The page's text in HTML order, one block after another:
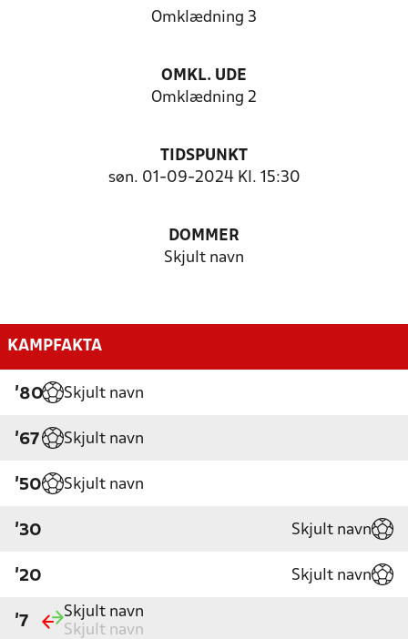
Omklædning 3
OMKL. UDE
Omklædning 2
TIDSPUNKT
søn. 01-09-2024 Kl. 15:30
DOMMER
Skjult navn
KAMPFAKTA
'80 Skjult navn
'67 Skjult navn
'50 Skjult navn
'30 Skjult navn
'20 Skjult navn
'7
Skjult navn
Skjult navn